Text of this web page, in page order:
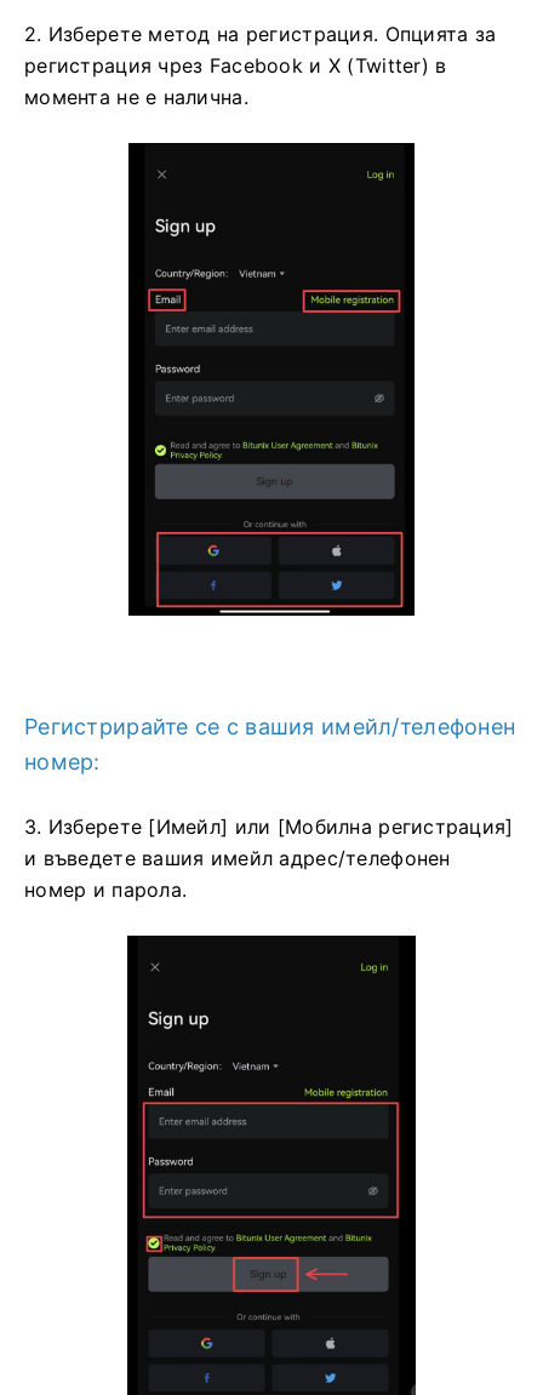
2. Изберете метод на регистрация. Опцията за
регистрация чрез Facebook и X (Twitter) в
момента не е налична.
Регистрирайте се с вашия имейл/телефонен
номер:
3. Изберете [Имейл] или [Мобилна регистрация]
и въведете вашия имейл адрес/телефонен
номер и парола.